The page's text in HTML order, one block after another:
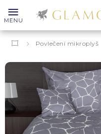
MENU
Povlečení mikroplyš